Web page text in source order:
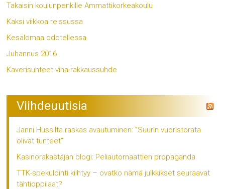
Takaisin koulunpenkille Ammattikorkeakoulu
Kaksi viikkoa reissussa
Kesälomaa odotellessa
Juhannus 2016
Kaverisuhteet viha-rakkaussuhde
Viihdeuutisia
Janni Hussilta raskas avautuminen: ”Suurin vuoristorata
olivat tunteet”
Kasinorakastajan blogi: Peliautomaattien propaganda
TTK-spekulointi kiihtyy – ovatko nämä julkkikset seuraavat
tähtioppilaat?